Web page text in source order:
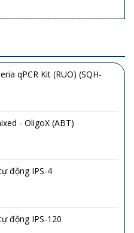
qPCR Kit (RUO) (SQH-
- OligoX (ABT)
động IPS-4
động IPS-120